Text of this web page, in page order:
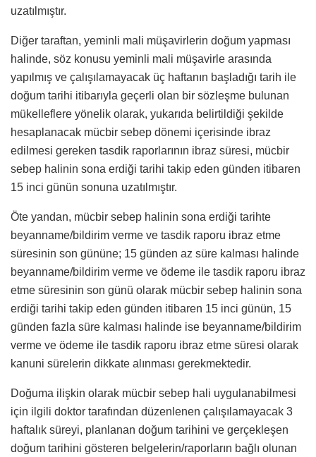
uzatılmıştır.
Diğer taraftan, yeminli mali müşavirlerin doğum yapması
halinde, söz konusu yeminli mali müşavirle arasında
yapılmış ve çalışılamayacak üç haftanın başladığı tarih ile
doğum tarihi itibarıyla geçerli olan bir sözleşme bulunan
mükelleflere yönelik olarak, yukarıda belirtildiği şekilde
hesaplanacak mücbir sebep dönemi içerisinde ibraz
edilmesi gereken tasdik raporlarının ibraz süresi, mücbir
sebep halinin sona erdiği tarihi takip eden günden itibaren
15 inci günün sonuna uzatılmıştır.
Öte yandan, mücbir sebep halinin sona erdiği tarihte
beyanname/bildirim verme ve tasdik raporu ibraz etme
süresinin son gününe; 15 günden az süre kalması halinde
beyanname/bildirim verme ve ödeme ile tasdik raporu ibraz
etme süresinin son günü olarak mücbir sebep halinin sona
erdiği tarihi takip eden günden itibaren 15 inci günün, 15
günden fazla süre kalması halinde ise beyanname/bildirim
verme ve ödeme ile tasdik raporu ibraz etme süresi olarak
kanuni sürelerin dikkate alınması gerekmektedir.
Doğuma ilişkin olarak mücbir sebep hali uygulanabilmesi
için ilgili doktor tarafından düzenlenen çalışılamayacak 3
haftalık süreyi, planlanan doğum tarihini ve gerçekleşen
doğum tarihini gösteren belgelerin/raporların bağlı olunan